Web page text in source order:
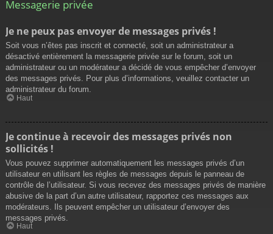
Messagerie privée
Je ne peux pas envoyer de messages privés !
Soit vous n’êtes pas inscrit et connecté, soit un administrateur a
désactivé entièrement la messagerie privée sur le forum, soit un
administrateur ou un modérateur a décidé de vous empêcher d’envoyer
des messages privés. Pour plus d’informations, veuillez contacter un
administrateur du forum.
Haut
Je continue à recevoir des messages privés non
sollicités !
Vous pouvez supprimer automatiquement les messages privés d’un
utilisateur en utilisant les règles de messages depuis le panneau de
contrôle de l’utilisateur. Si vous recevez des messages privés de manière
abusive de la part d’un autre utilisateur, rapportez ces messages aux
modérateurs. Ils peuvent empêcher un utilisateur d’envoyer des
messages privés.
Haut